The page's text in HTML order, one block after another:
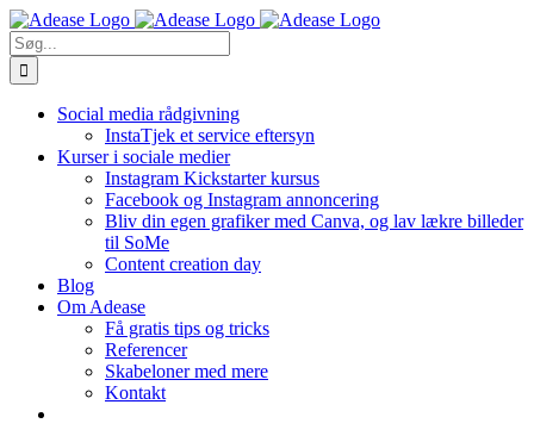
Skip
to
content
Søg
efter:
Social media rådgivning
InstaTjek et service eftersyn
Kurser i sociale medier
Instagram Kickstarter kursus
Facebook og Instagram annoncering
Bliv din egen grafiker med Canva, og lav lækre billeder
til SoMe
Content creation day
Blog
Om Adease
Få gratis tips og tricks
Referencer
Skabeloner med mere
Kontakt